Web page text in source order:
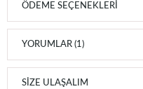
ÖDEME SEÇENEKLERI
YORUMLAR (1)
SIZE ULAŞALIM